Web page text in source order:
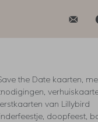
the Date kaarten,
van Lillybird
doopfeest,